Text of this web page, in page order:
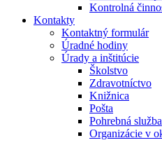
Kontrolná
Kontakty
Kontaktný formulár
Úradné hodiny
Úrady a inštitúcie
Školstvo
Zdravotníctvo
Knižnica
Pošta
Pohrebná služba
Organizácie v